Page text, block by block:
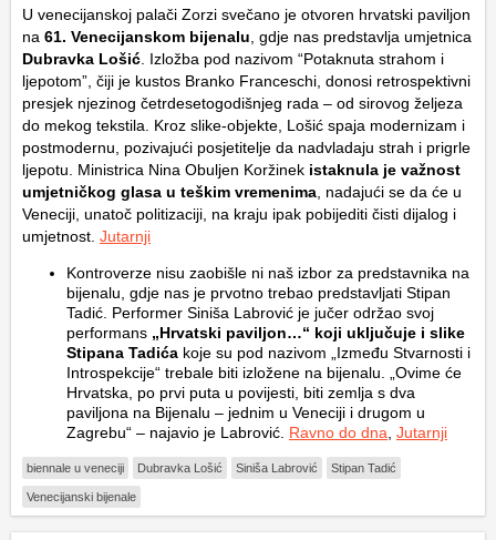
U venecijanskoj palači Zorzi svečano je otvoren hrvatski paviljon
na 61. Venecijanskom bijenalu , gdje nas predstavlja umjetnica
Dubravka Lošić . Izložba pod nazivom “Potaknuta strahom i
ljepotom” , čiji je kustos Branko Franceschi, donosi retrospektivni
presjek njezinog četrdesetogodišnjeg rada – od sirovog željeza
do mekog tekstila. Kroz slike-objekte, Lošić spaja modernizam i
postmodernu, pozivajući posjetitelje da nadvladaju strah i prigrle
ljepotu. Ministrica Nina Obuljen Koržinek istaknula je važnost
umjetničkog glasa u teškim vremenima , nadajući se da će u
Veneciji, unatoč politizaciji, na kraju ipak pobijediti čisti dijalog i
umjetnost. Jutarnji
Kontroverze nisu zaobišle ni naš izbor za predstavnika na
bijenalu, gdje nas je prvotno trebao predstavljati Stipan
Tadić. Performer Siniša Labrović je jučer održao svoj
performans „Hrvatski paviljon…“ koji uključuje i slike
Stipana Tadića koje su pod nazivom „Između Stvarnosti i
Introspekcije“ trebale biti izložene na bijenalu. „Ovime će
Hrvatska, po prvi puta u povijesti, biti zemlja s dva
paviljona na Bijenalu – jednim u Veneciji i drugom u
Zagrebu“ – najavio je Labrović. Ravno do dna Jutarnji
biennale u veneciji Dubravka Lošić Siniša Labrović Stipan Tadić
Venecijanski bijenale